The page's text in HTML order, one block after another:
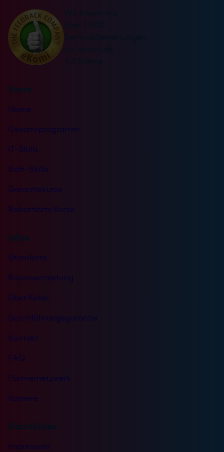
t
ä
n
i
*
i
e
Wir freuen uns
über 1.600
Seminarbewertungen
auf ekomi.de
4,8 Sterne
Kurse
Home
Gesamtprogramm
IT-Skills
Soft-Skills
Garantiekurse
Rabattierte Kurse
Infos
Standorte
Raumvermietung
Über Kebel
Durchführungsgarantie
Kontakt
FAQ
Partnernetzwerk
Karriere
Rechtliches
Impressum